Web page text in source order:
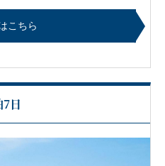
こちら
日